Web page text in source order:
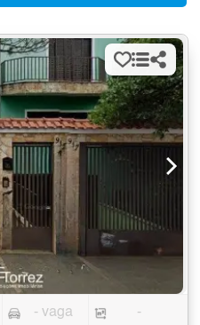
- vaga -